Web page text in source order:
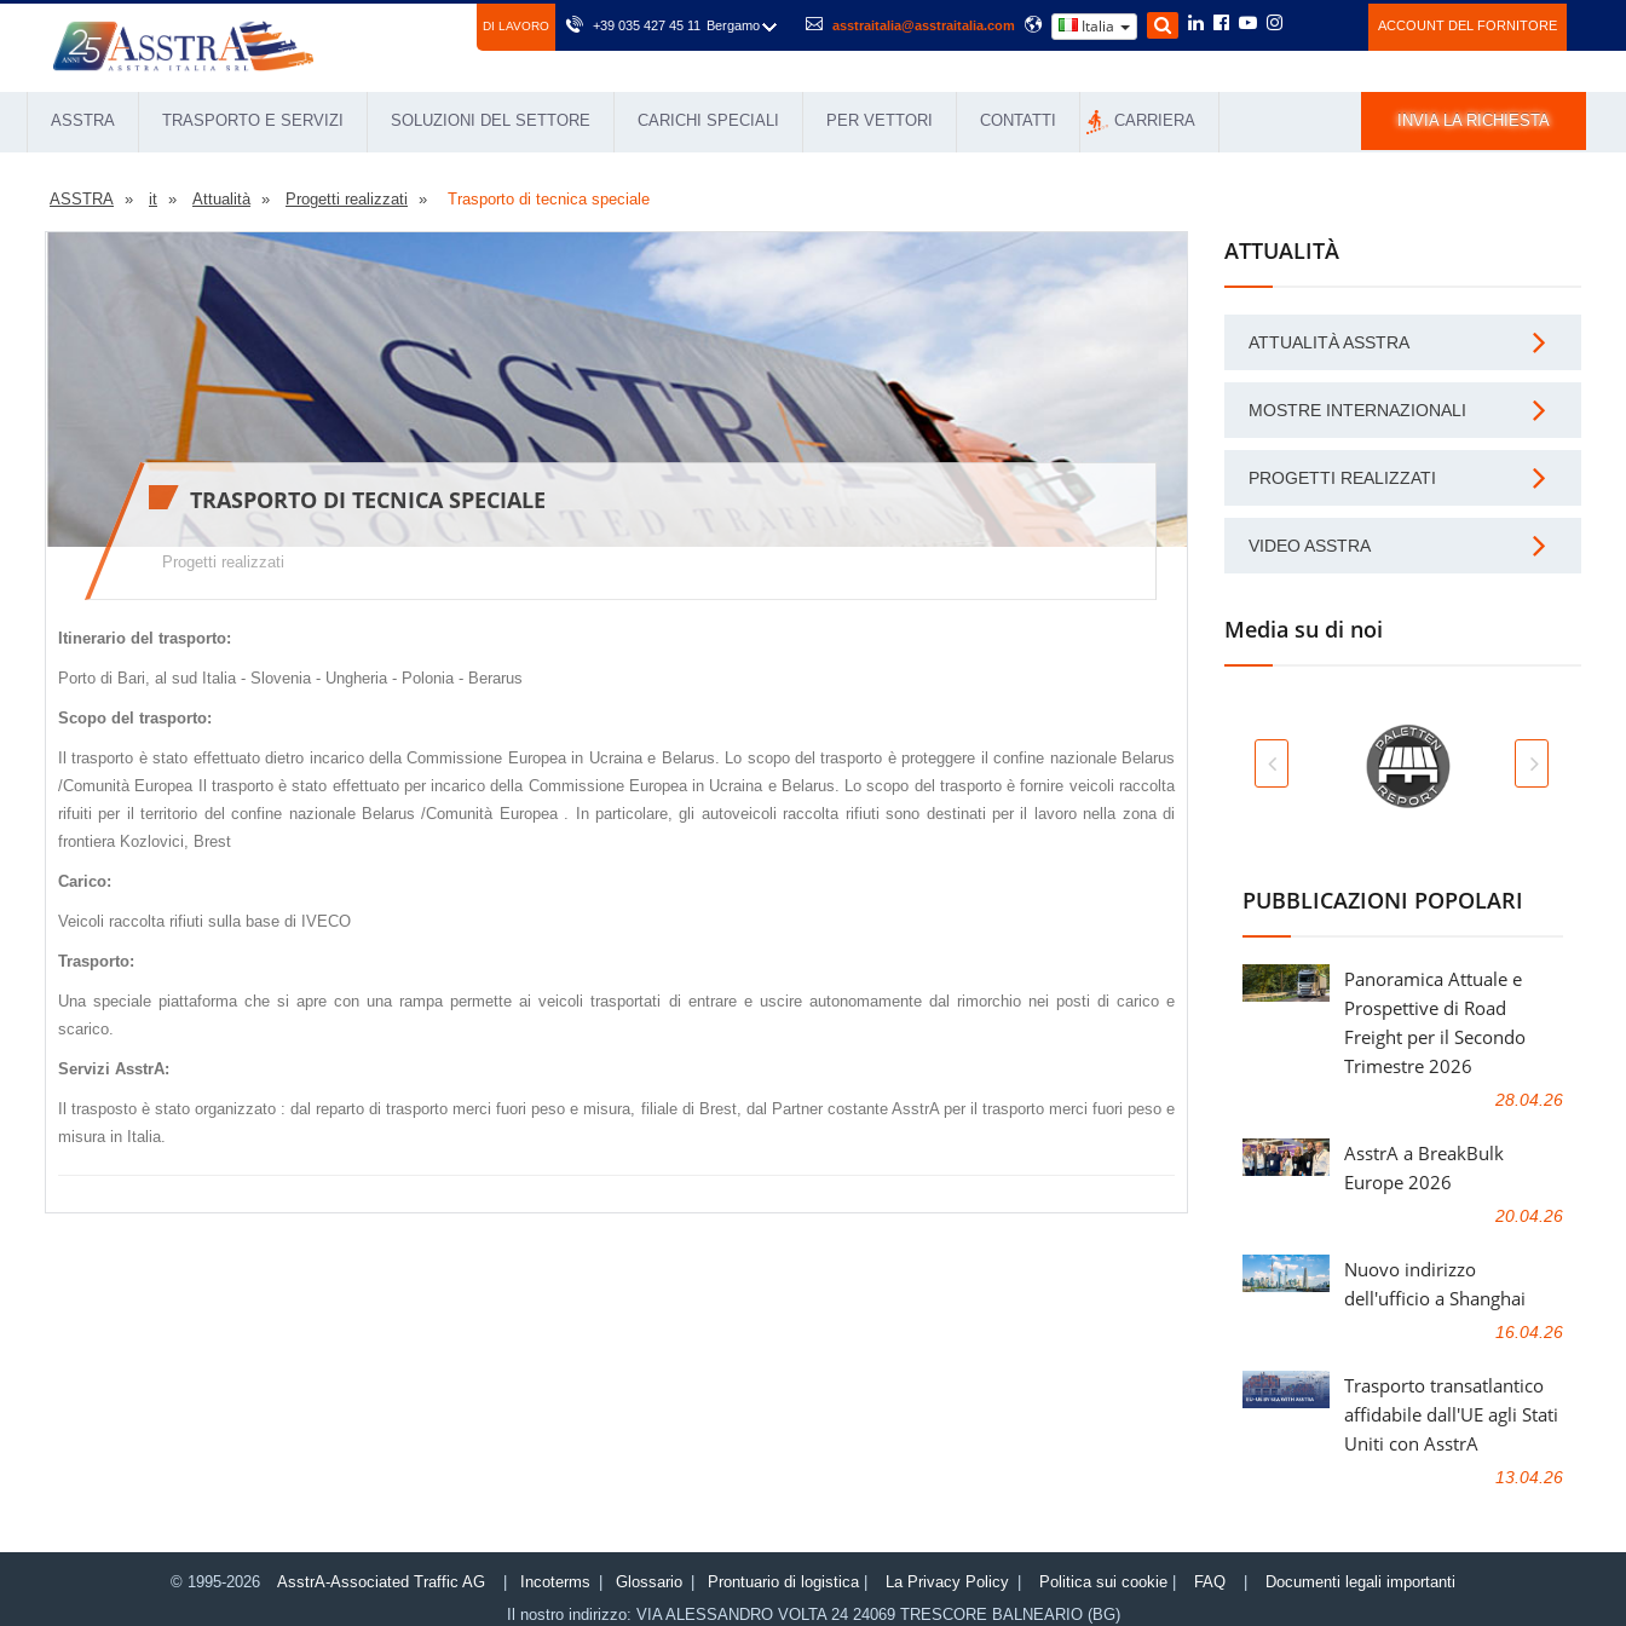
DI LAVORO +39 035 427 45 11 Bergamo asstraitalia@asstraitalia.com Italia ACCOUNT DEL FORNITORE
ASSTRA TRASPORTO E SERVIZI SOLUZIONI DEL SETTORE CARICHI SPECIALI PER VETTORI CONTATTI CARRIERA INVIA LA RICHIESTA
ASSTRA it Attualità Progetti realizzati Trasporto di tecnica speciale
TRASPORTO DI TECNICA SPECIALE
Progetti realizzati
Itinerario del trasporto:
Porto di Bari, al sud Italia - Slovenia - Ungheria - Polonia - Berarus
Scopo del trasporto:
Il trasporto è stato effettuato dietro incarico della Commissione Europea in Ucraina e Belarus. Lo scopo del trasporto è proteggere il confine nazionale Belarus
/Comunità Europea Il trasporto è stato effettuato per incarico della Commissione Europea in Ucraina e Belarus. Lo scopo del trasporto è fornire veicoli raccolta
rifuiti per il territorio del confine nazionale Belarus /Comunità Europea . In particolare, gli autoveicoli raccolta rifiuti sono destinati per il lavoro nella zona di
frontiera Kozlovici, Brest
Carico:
Veicoli raccolta rifiuti sulla base di IVECO
Trasporto:
Una speciale piattaforma che si apre con una rampa permette ai veicoli trasportati di entrare e uscire autonomamente dal rimorchio nei posti di carico e
scarico.
Servizi AsstrA:
Il trasposto è stato organizzato : dal reparto di trasporto merci fuori peso e misura, filiale di Brest, dal Partner costante AsstrA per il trasporto merci fuori peso e
misura in Italia.
ATTUALITÀ
ATTUALITÀ ASSTRA
MOSTRE INTERNAZIONALI
PROGETTI REALIZZATI
VIDEO ASSTRA
Media su di noi
PUBBLICAZIONI POPOLARI
Panoramica Attuale e
Prospettive di Road
Freight per il Secondo
Trimestre 2026
28.04.26
AsstrA a BreakBulk
Europe 2026
20.04.26
Nuovo indirizzo
dell'ufficio a Shanghai
16.04.26
Trasporto transatlantico
affidabile dall'UE agli Stati
Uniti con AsstrA
13.04.26
© 1995-2026 AsstrA-Associated Traffic AG Incoterms Glossario Prontuario di logistica| La Privacy Policy Politica sui cookie FAQ
Documenti legali importanti
Il nostro indirizzo: VIA ALESSANDRO VOLTA 24 24069 TRESCORE BALNEARIO (BG)